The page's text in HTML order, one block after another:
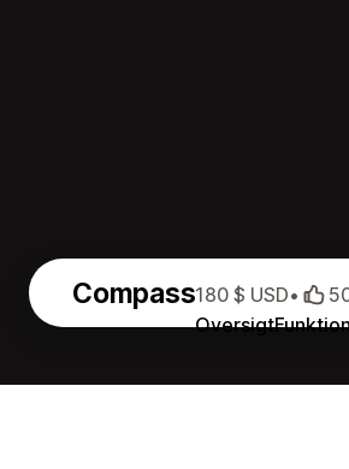
Compass
Oversigt
180 $ USD•